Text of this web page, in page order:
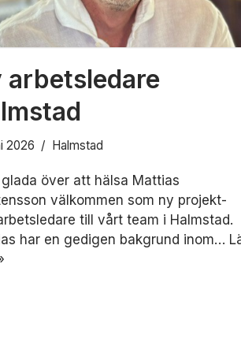
arbetsledare
2026 Halmstad
över att hälsa Mattias
välkommen som ny projekt-
till vårt team i Halmstad.
har en gedigen bakgrund inom…